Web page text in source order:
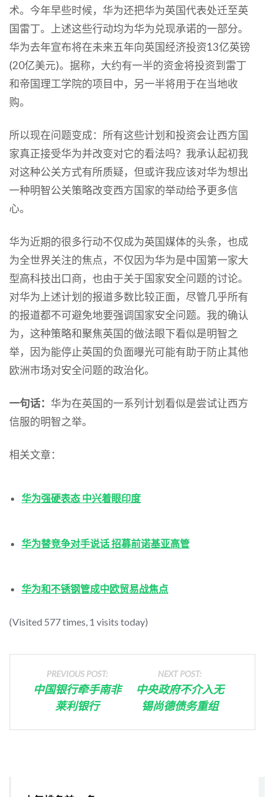
术。今年早些时候，华为还把华为英国代表处迁至英
国雷丁。上述这些行动均为华为兑现承诺的一部分。
华为去年宣布将在未来五年向英国经济投资13亿英镑
(20亿美元)。据称，大约有一半的资金将投资到雷丁
和帝国理工学院的项目中，另一半将用于在当地收
购。
所以现在问题变成：所有这些计划和投资会让西方国
家真正接受华为并改变对它的看法吗？我承认起初我
对这种公关方式有所质疑，但或许我应该对华为想出
一种明智公关策略改变西方国家的举动给予更多信
心。
华为近期的很多行动不仅成为英国媒体的头条，也成
为全世界关注的焦点，不仅因为华为是中国第一家大
型高科技出口商，也由于关于国家安全问题的讨论。
对华为上述计划的报道多数比较正面，尽管几乎所有
的报道都不可避免地要强调国家安全问题。我的确认
为，这种策略和聚焦英国的做法眼下看似是明智之
举，因为能停止英国的负面曝光可能有助于防止其他
欧洲市场对安全问题的政治化。
一句话： 华为在英国的一系列计划看似是尝试让西方
信服的明智之举。
相关文章：
华为强硬表态 中兴着眼印度
华为替竞争对手说话 招募前诺基亚高管
华为和不锈钢管成中欧贸易战焦点
(Visited 577 times, 1 visits today)
PREVIOUS POST:
中国银行牵手南非
莱利银行
NEXT POST:
中央政府不介入无
锡尚德债务重组